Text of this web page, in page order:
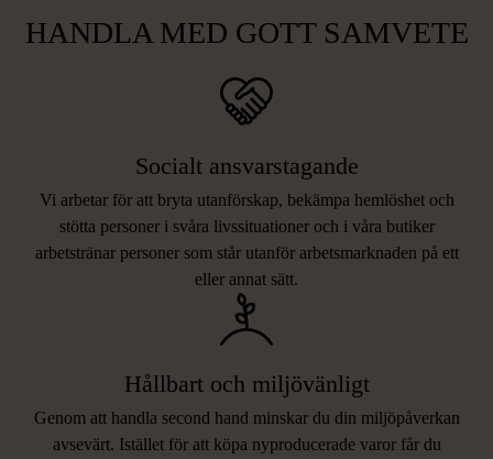
HANDLA MED GOTT SAMVETE
Socialt ansvarstagande
Vi arbetar för att bryta utanförskap, bekämpa hemlöshet och
stötta personer i svåra livssituationer och i våra butiker
arbetstränar personer som står utanför arbetsmarknaden på ett
eller annat sätt.
Hållbart och miljövänligt
Genom att handla second hand minskar du din miljöpåverkan
avsevärt. Istället för att köpa nyproducerade varor får du